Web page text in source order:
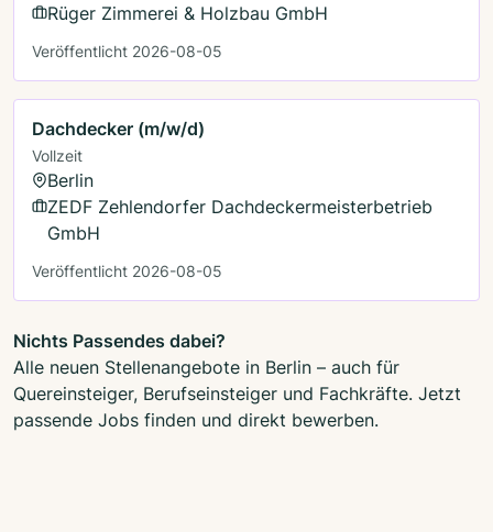
Rüger Zimmerei & Holzbau GmbH
Veröffentlicht 2026-08-05
Dachdecker (m/w/d)
Vollzeit
Berlin
ZEDF Zehlendorfer Dachdeckermeisterbetrieb
GmbH
Veröffentlicht 2026-08-05
Nichts Passendes dabei?
Alle neuen Stellenangebote in Berlin – auch für
Quereinsteiger, Berufseinsteiger und Fachkräfte. Jetzt
passende Jobs finden und direkt bewerben.